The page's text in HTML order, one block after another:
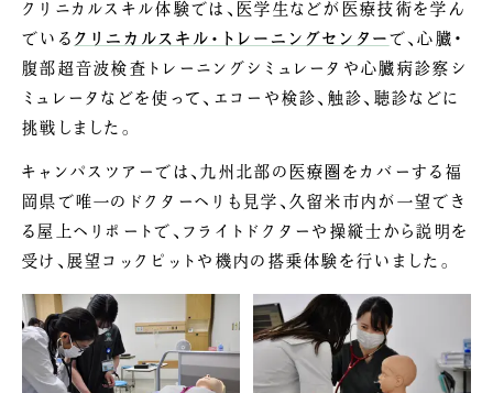
クリニカルスキル体験では、医学生などが医療技術を学ん
でいる クリニカルスキル・トレーニングセンター で、心臓・
腹部超音波検査トレーニングシミュレータや心臓病診察シ
ミュレータなどを使って、エコーや検診、触診、聴診などに
挑戦しました。
キャンパスツアーでは、九州北部の医療圏をカバーする福
岡県で唯一のドクターヘリも見学、久留米市内が一望でき
る屋上ヘリポートで、フライトドクターや操縦士から説明を
受け、展望コックピットや機内の搭乗体験を行いました。